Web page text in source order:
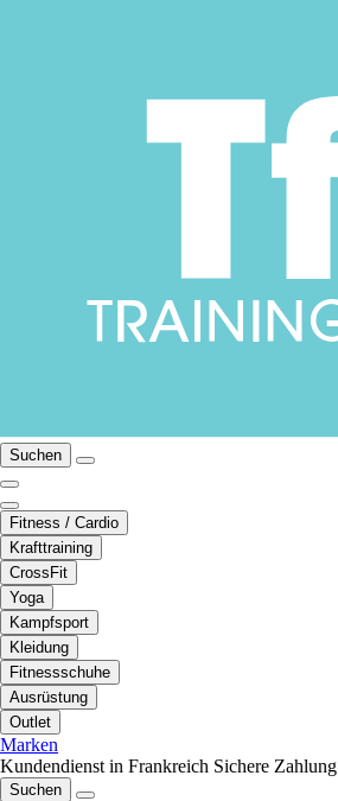
Suchen
Fitness / Cardio
Krafttraining
CrossFit
Yoga
Kampfsport
Kleidung
Fitnessschuhe
Ausrüstung
Outlet
Marken
Kundendienst in Frankreich Sichere Zahlung
Suchen